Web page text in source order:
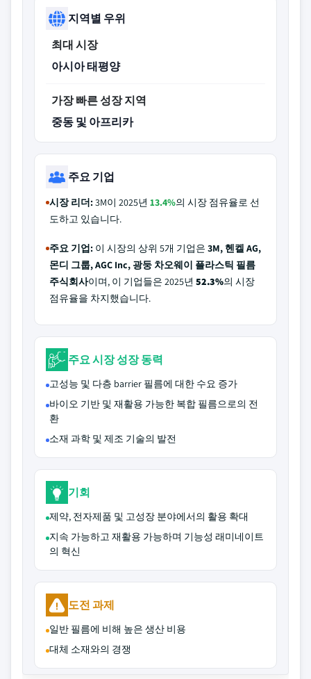
지역별 우위
최대 시장
아시아 태평양
가장 빠른 성장 지역
중동 및 아프리카
주요 기업
시장 리더:3M이 2025년 13.4%의 시장 점유율로 선
도하고 있습니다.
주요 기업: 이 시장의 상위 5개 기업은 3M, 헨켈 AG,
몬디 그룹, AGC Inc, 광둥 차오웨이 플라스틱 필름
주식회사이며, 이 기업들은 2025년 52.3%의 시장
점유율을 차지했습니다.
주요 시장 성장 동력
고성능 및 다층 barrier 필름에 대한 수요 증가
바이오 기반 및 재활용 가능한 복합 필름으로의 전
환
소재 과학 및 제조 기술의 발전
기회
제약, 전자제품 및 고성장 분야에서의 활용 확대
지속 가능하고 재활용 가능하며 기능성 래미네이트
의 혁신
도전 과제
일반 필름에 비해 높은 생산 비용
대체 소재와의 경쟁